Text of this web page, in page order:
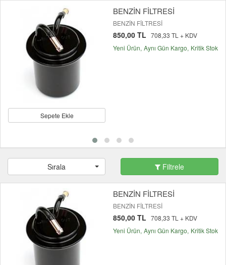
Sepete Ekle
BENZİN FİLTRESİ
BENZİN FİLTRESİ
850,00 TL 708,33 TL + KDV
Yeni Ürün Aynı Gün Kargo Kritik Stok
Sırala Filtrele
BENZİN FİLTRESİ
BENZİN FİLTRESİ
850,00 TL 708,33 TL + KDV
Yeni Ürün Aynı Gün Kargo Kritik Stok